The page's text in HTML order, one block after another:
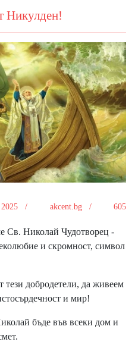
Никулден!
2025 / akcent.bg / 605
Св. Николай Чудотворец -
и скромност, символ
добродетели, да живеем
и мир!
бъде във всеки дом и